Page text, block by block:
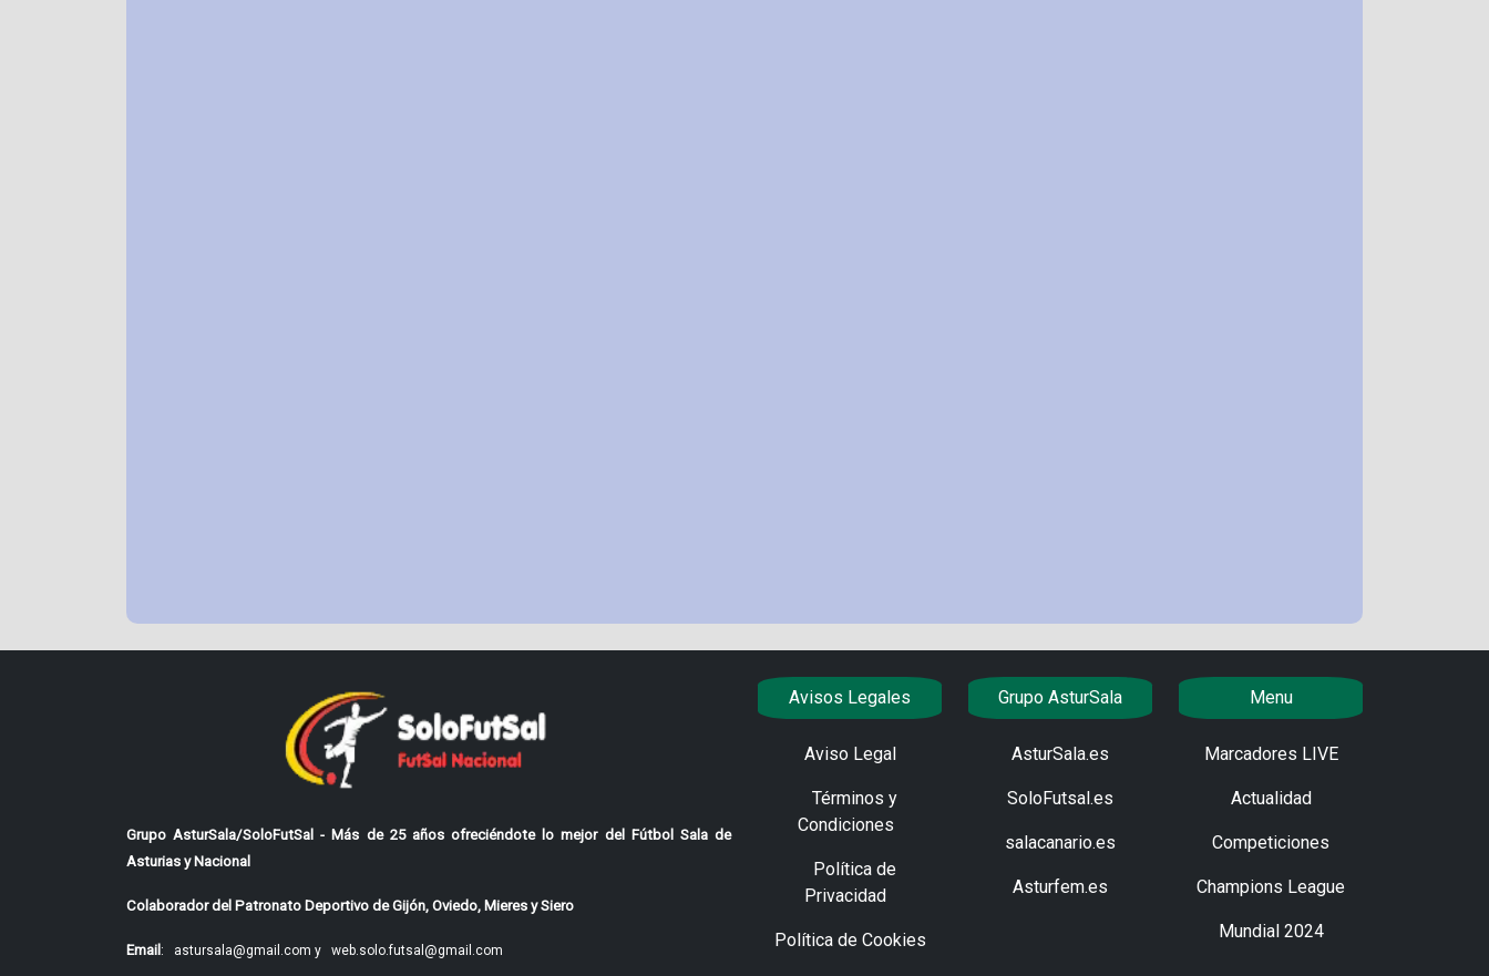
Grupo AsturSala/SoloFutSal - Más de 25 años ofreciéndote lo mejor del Fútbol Sala de
Asturias y Nacional
Colaborador del Patronato Deportivo de Gijón, Oviedo, Mieres y Siero
Email: astursala@gmail.com y web.solo.futsal@gmail.com
Avisos Legales
Aviso Legal
Términos y
Condiciones
Política de
Privacidad
Política de Cookies
Grupo AsturSala
AsturSala.es
SoloFutsal.es
salacanario.es
Asturfem.es
Menu
Marcadores LIVE
Actualidad
Competiciones
Champions League
Mundial 2024